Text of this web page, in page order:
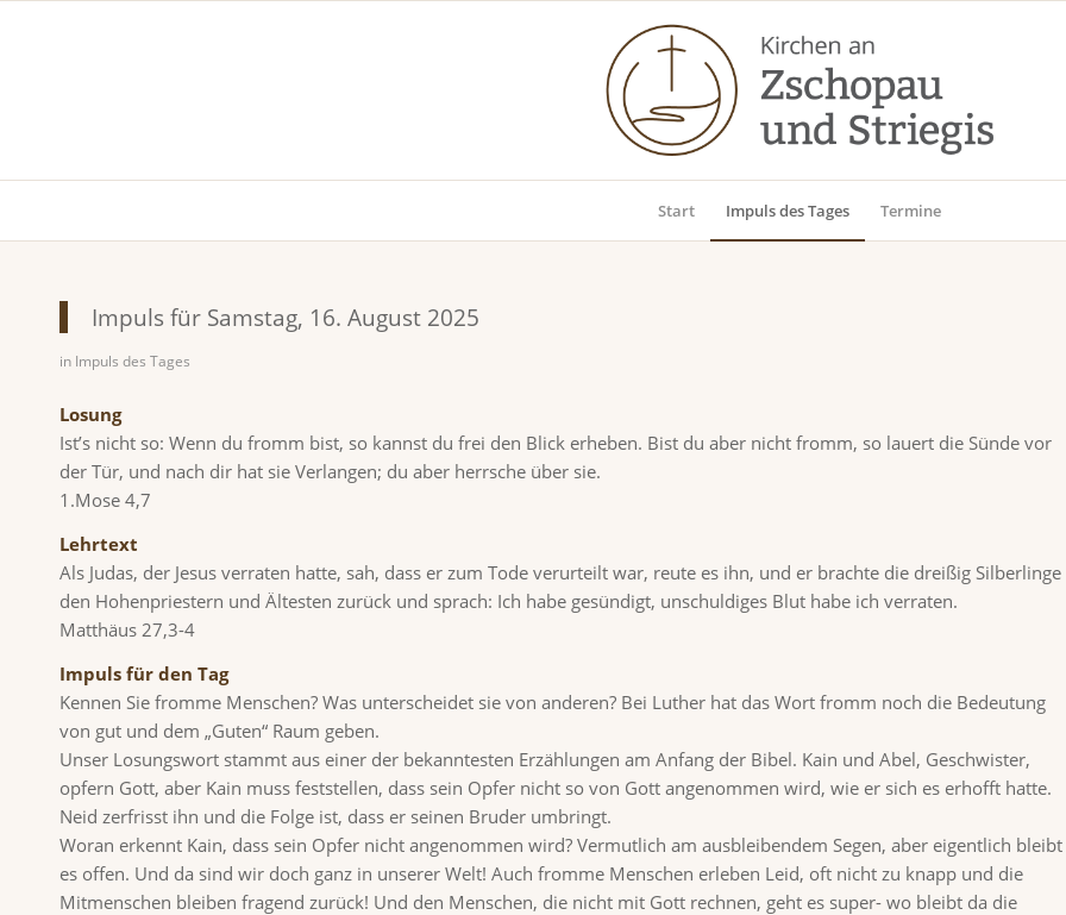
Start Impuls des Tages Termine
Impuls für Samstag, 16. August 2025
in Impuls des Tages
Losung
Ist’s nicht so: Wenn du fromm bist, so kannst du frei den Blick erheben. Bist du aber nicht fromm, so lauert die Sünde vor
der Tür, und nach dir hat sie Verlangen; du aber herrsche über sie.
1.Mose 4,7
Lehrtext
Als Judas, der Jesus verraten hatte, sah, dass er zum Tode verurteilt war, reute es ihn, und er brachte die dreißig Silberlinge
den Hohenpriestern und Ältesten zurück und sprach: Ich habe gesündigt, unschuldiges Blut habe ich verraten.
Matthäus 27,3-4
Impuls für den Tag
Kennen Sie fromme Menschen? Was unterscheidet sie von anderen? Bei Luther hat das Wort fromm noch die Bedeutung
von gut und dem „Guten“ Raum geben.
Unser Losungswort stammt aus einer der bekanntesten Erzählungen am Anfang der Bibel. Kain und Abel, Geschwister,
opfern Gott, aber Kain muss feststellen, dass sein Opfer nicht so von Gott angenommen wird, wie er sich es erhofft hatte.
Neid zerfrisst ihn und die Folge ist, dass er seinen Bruder umbringt.
Woran erkennt Kain, dass sein Opfer nicht angenommen wird? Vermutlich am ausbleibendem Segen, aber eigentlich bleibt
es offen. Und da sind wir doch ganz in unserer Welt! Auch fromme Menschen erleben Leid, oft nicht zu knapp und die
Mitmenschen bleiben fragend zurück! Und den Menschen, die nicht mit Gott rechnen, geht es super- wo bleibt da die